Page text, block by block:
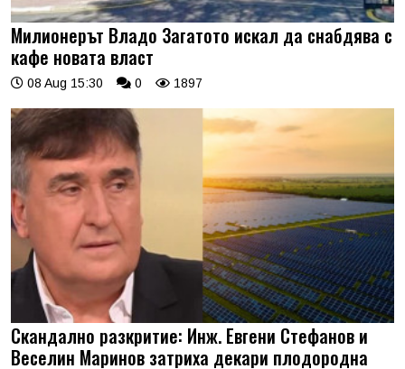
Милионерът Владо Загатото искал да снабдява с
кафе новата власт
08 Aug 15:30 0 1897
Скандално разкритие: Инж. Евгени Стефанов и
Веселин Маринов затриха декари плодородна